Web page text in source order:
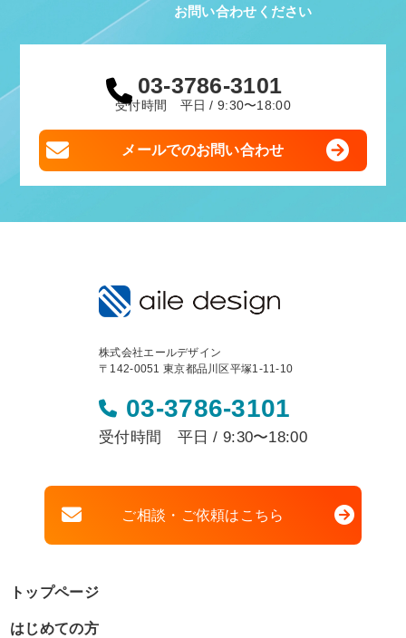
お問い合わせください
03-3786-3101
受付時間 平日 / 9:30〜18:00
メールでのお問い合わせ
株式会社エールデザイン
〒142-0051 東京都品川区平塚1-11-10
03-3786-3101
受付時間 平日 / 9:30〜18:00
ご相談・ご依頼はこちら
トップページ
はじめての方